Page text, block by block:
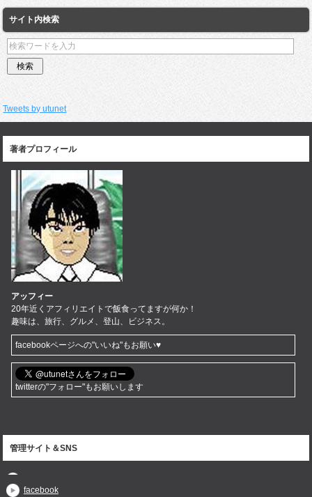
サイト内検索
Tweets by utunet
著者プロフィール
アッフィー
20年近くアフィリエイトで飯食ってますが何か！
趣味は、旅行、グルメ、登山、ビジネス。
facebookページへの"いいね"もお願い♥
twitterの"フォロー"もお願いします
管理サイト＆SNS
facebook